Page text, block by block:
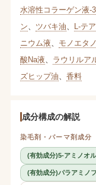
水溶性コラーゲン液-3
ン
ツバキ油 L-テ
ニウム液
モノエタ
酸Na液
ラウリルア
ズヒップ油
香料
成分構成の解説
染毛剤・パーマ剤成分
(有効成分)5-アミノオ
(有効成分)パラアミノ